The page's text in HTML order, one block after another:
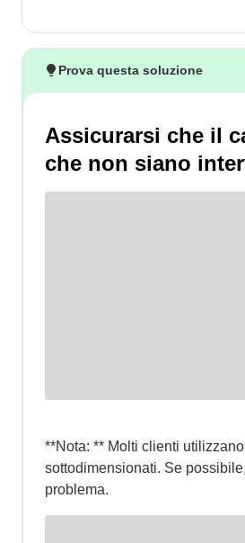
Prova questa soluzione
Assicurarsi che il
che non siano
**Nota: ** Molti clienti
sottodimensionati. Se
problema.